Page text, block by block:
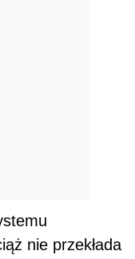
nie przekłada